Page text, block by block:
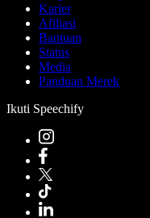
Karier
Afiliasi
Bantuan
Status
Media
Panduan Merek
Ikuti Speechify